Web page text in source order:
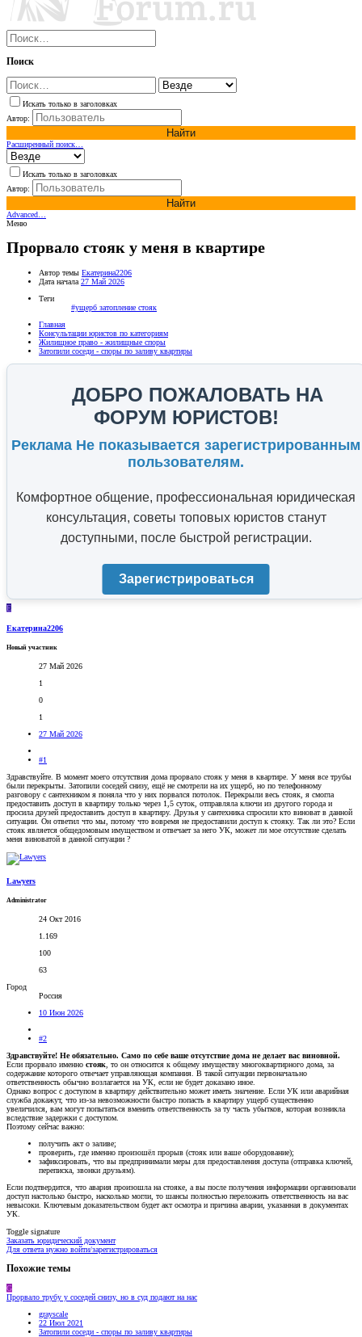
Поиск
Искать только в заголовках
Автор:
Найти
Расширенный поиск…
Искать только в заголовках
Автор:
Найти
Advanced…
Меню
Прорвало стояк у меня в квартире
Автор темы Екатерина2206
Дата начала 27 Май 2026
Теги
#ущерб затопление стояк
Главная
Консультации юристов по категориям
Жилищное право - жилищные споры
Затопили соседи - споры по заливу квартиры
ДОБРО ПОЖАЛОВАТЬ НА
ФОРУМ ЮРИСТОВ!
Реклама Не показывается зарегистрированным
пользователям.
Комфортное общение, профессиональная юридическая
консультация, советы топовых юристов станут
доступными, после быстрой регистрации.
Зарегистрироваться
Е
Екатерина2206
Новый участник
27 Май 2026
1
0
1
27 Май 2026
#1
Здравствуйте. В момент моего отсутствия дома прорвало стояк у меня в квартире. У меня все трубы
были перекрыты. Затопили соседей снизу, ещё не смотрели на их ущерб, но по телефонному
разговору с сантехником я поняла что у них порвался потолок. Перекрыли весь стояк, я смогла
предоставить доступ в квартиру только через 1,5 суток, отправляла ключи из другого города и
просила друзей предоставить доступ в квартиру. Друзья у сантехника спросили кто виноват в данной
ситуации. Он ответил что мы, потому что вовремя не предоставили доступ к стояку. Так ли это? Если
стояк является общедомовым имуществом и отвечает за него УК, может ли мое отсутствие сделать
меня виноватой в данной ситуации ?
Lawyers
Administrator
24 Окт 2016
1.169
100
63
Город
Россия
10 Июн 2026
#2
Здравствуйте! Не обязательно. Само по себе ваше отсутствие дома не делает вас виновной.
Если прорвало именно стояк, то он относится к общему имуществу многоквартирного дома, за
содержание которого отвечает управляющая компания. В такой ситуации первоначально
ответственность обычно возлагается на УК, если не будет доказано иное.
Однако вопрос с доступом в квартиру действительно может иметь значение. Если УК или аварийная
служба докажут, что из-за невозможности быстро попасть в квартиру ущерб существенно
увеличился, вам могут попытаться вменить ответственность за ту часть убытков, которая возникла
вследствие задержки с доступом.
Поэтому сейчас важно:
получить акт о заливе;
проверить, где именно произошёл прорыв (стояк или ваше оборудование);
зафиксировать, что вы предпринимали меры для предоставления доступа (отправка ключей,
переписка, звонки друзьям).
Если подтвердится, что авария произошла на стояке, а вы после получения информации организовали
доступ настолько быстро, насколько могли, то шансы полностью переложить ответственность на вас
невысоки. Ключевым доказательством будет акт осмотра и причина аварии, указанная в документах
УК.
Toggle signature
Заказать юридический документ
Для ответа нужно войти/зарегистрироваться
Похожие темы
G
Прорвало трубу у соседей снизу, но в суд подают на нас
grayscale
22 Июл 2021
Затопили соседи - споры по заливу квартиры